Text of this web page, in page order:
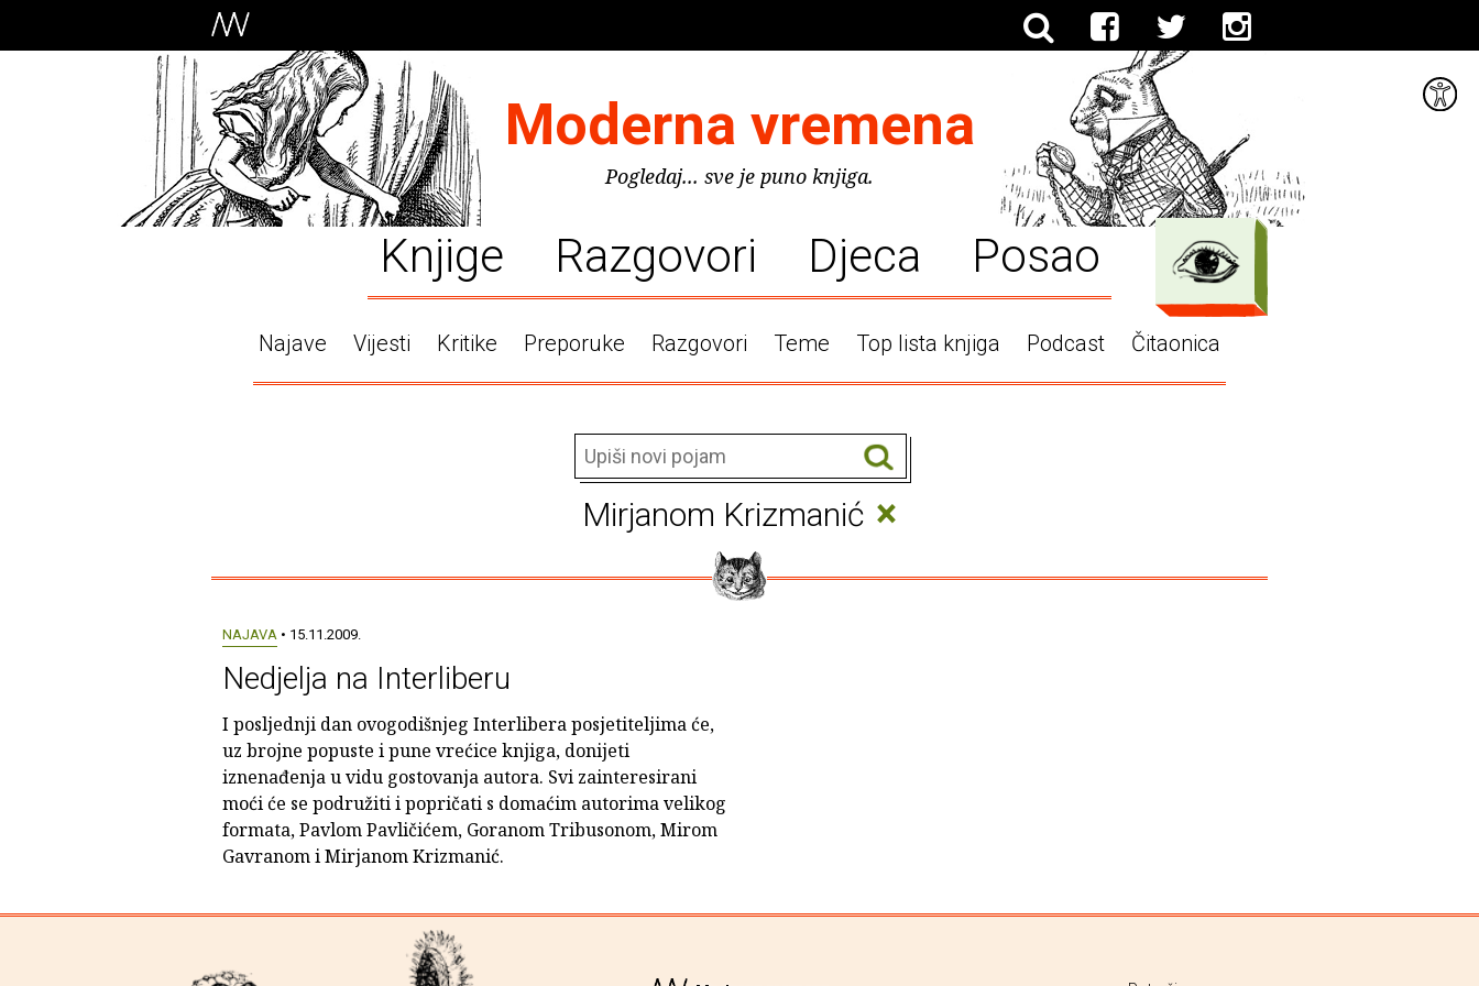
Moderna vremena
Pogledaj... sve je puno knjiga.
Knjige Razgovori Djeca Posao
Najave Vijesti Kritike Preporuke Razgovori Teme Top lista knjiga Podcast Čitaonica
Mirjanom Krizmanić ×
NAJAVA• 15.11.2009.
Nedjelja na Interliberu
I posljednji dan ovogodišnjeg Interlibera posjetiteljima će,
uz brojne popuste i pune vrećice knjiga, donijeti
iznenađenja u vidu gostovanja autora. Svi zainteresirani
moći će se podružiti i popričati s domaćim autorima velikog
formata, Pavlom Pavličićem, Goranom Tribusonom, Mirom
Gavranom i Mirjanom Krizmanić.